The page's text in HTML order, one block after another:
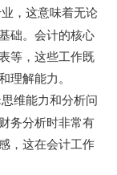
，这意味着无论
础。会计的核心
等，这些工作既
理解能力。
维能力和分析问
务分析时非常有
，这在会计工作